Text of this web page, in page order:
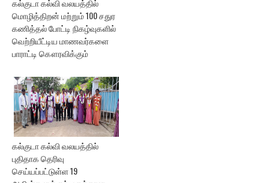
கல்குடா கல்வி வலயத்தில்
மொழித்திறன் மற்றும் 100 சதுர
கணித்தல் போட்டி நிகழ்வுகளில்
வெற்றியீட்டிய மாணவர்களை
பாராட்டி கௌரவிக்கும்
கல்குடா கல்வி வலயத்தில்
புதிதாக தெரிவு
செய்யப்பட்டுள்ள 19